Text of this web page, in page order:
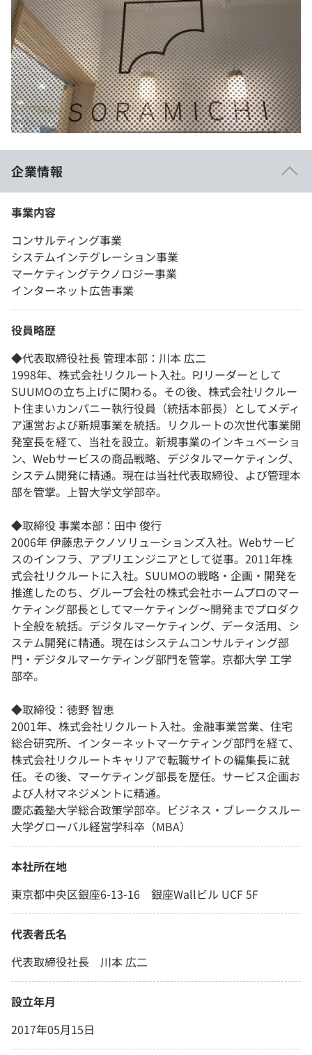
企業情報
事業内容
コンサルティング事業
システムインテグレーション事業
マーケティングテクノロジー事業
インターネット広告事業
役員略歴
◆代表取締役社長 管理本部：川本 広二
1998年、株式会社リクルート入社。PJリーダーとして
SUUMOの立ち上げに関わる。その後、株式会社リクルー
ト住まいカンパニー執行役員（統括本部長）としてメディ
ア運営および新規事業を統括。リクルートの次世代事業開
発室長を経て、当社を設立。新規事業のインキュベーショ
ン、Webサービスの商品戦略、デジタルマーケティング、
システム開発に精通。現在は当社代表取締役、よび管理本
部を管掌。上智大学文学部卒。
◆取締役 事業本部：田中 俊行
2006年 伊藤忠テクノソリューションズ入社。Webサービ
スのインフラ、アプリエンジニアとして従事。2011年株
式会社リクルートに入社。SUUMOの戦略・企画・開発を
推進したのち、グループ会社の株式会社ホームプロのマー
ケティング部長としてマーケティング～開発までプロダク
ト全般を統括。デジタルマーケティング、データ活用、シ
ステム開発に精通。現在はシステムコンサルティング部
門・デジタルマーケティング部門を管掌。京都大学 工学
部卒。
◆取締役：徳野 智恵
2001年、株式会社リクルート入社。金融事業営業、住宅
総合研究所、インターネットマーケティング部門を経て、
株式会社リクルートキャリアで転職サイトの編集長に就
任。その後、マーケティング部長を歴任。サービス企画お
よび人材マネジメントに精通。
慶応義塾大学総合政策学部卒。ビジネス・ブレークスルー
大学グローバル経営学科卒（MBA）
本社所在地
東京都中央区銀座6-13-16 銀座Wallビル UCF 5F
代表者氏名
代表取締役社長 川本 広二
設立年月
2017年05月15日